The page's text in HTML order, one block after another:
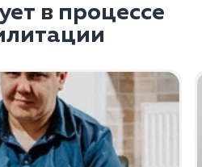
в процессе